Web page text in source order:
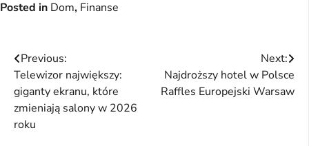
Posted in Dom, Finanse
Nawigacja
wpisu
Previous:
Telewizor największy:
giganty ekranu, które
zmieniają salony w 2026
roku
Next:
Najdroższy hotel w Polsce
Raffles Europejski Warsaw